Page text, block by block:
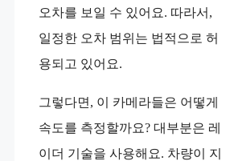
오차를 보일 수 있어요. 따라서,
일정한 오차 범위는 법적으로 허
용되고 있어요.
그렇다면, 이 카메라들은 어떻게
속도를 측정할까요? 대부분은 레
이더 기술을 사용해요. 차량이 지